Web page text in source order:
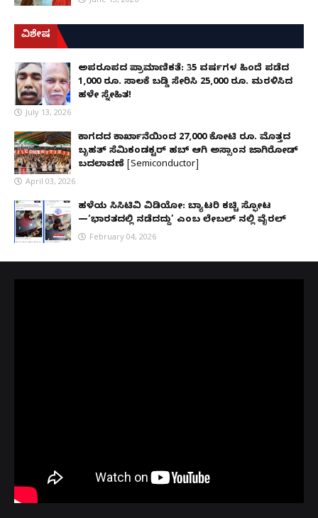
ವಿಶೇಷ
ಅಪರೂಪದ ಪ್ರಾಮಾಣಿಕತೆ: 35 ವರ್ಷಗಳ ಹಿಂದೆ ಪಡೆದ
1,000 ರೂ. ಸಾಲಕ್ಕೆ ಬಡ್ಡಿ ಸೇರಿಸಿ 25,000 ರೂ. ಮರಳಿಸಿದ
ಹಳೇ ಸ್ನೇಹಿತ!
July 13, 2026
ಕಾಗದದ ಕಾರ್ಖಾನೆಯಿಂದ 27,000 ಕೋಟಿ ರೂ. ಮೊತ್ತದ
ಬೃಹತ್ ಸೆಮಿಕಂಡಕ್ಟರ್ ಹಬ್ ಆಗಿ ಅಸ್ಸಾಂನ ಜಾಗಿರೋಡ್
ಬದಲಾವಣೆ [Semiconductor]
April 03, 2026
ಹಳೆಯ ಸಿಸಿಟಿವಿ ವಿಡಿಯೋ: ಬ್ಯಾಟರಿ ಕಚ್ಚಿ ಸ್ಫೋಟ
—‘ಭಾರತದಲ್ಲಿ ನಡೆದದ್ದು’ ಎಂಬ ಲೇಬಲ್ ನಲ್ಲಿ ವೈರಲ್
February 04, 2026